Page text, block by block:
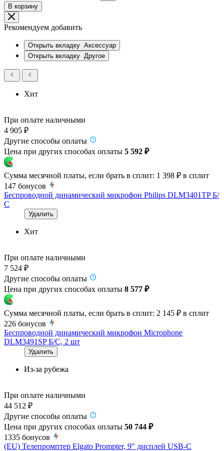
В корзину
Рекомендуем добавить
Открыть вкладку Аксессуар
Открыть вкладку Другое
Хит
При оплате наличными
4 905 ₽
Другие способы оплаты
Цена при других способах оплаты 5 592 ₽
Сумма месячной платы, если брать в сплит: 1 398 ₽ в сплит
147 бонусов
Беспроводной динамический микрофон Philips DLM3401TP Б/
С
Удалить
Хит
При оплате наличными
7 524 ₽
Другие способы оплаты
Цена при других способах оплаты 8 577 ₽
Сумма месячной платы, если брать в сплит: 2 145 ₽ в сплит
226 бонусов
Беспроводной динамический микрофон Microphone
DLM3491SP Б/С, 2 шт
Удалить
Из-за рубежа
При оплате наличными
44 512 ₽
Другие способы оплаты
Цена при других способах оплаты 50 744 ₽
1335 бонусов
(EU) Телепромптер Elgato Prompter, 9" дисплей USB-C